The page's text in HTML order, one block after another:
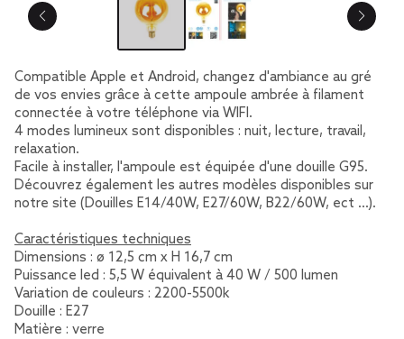
Compatible Apple et Android, changez d'ambiance au gré
de vos envies grâce à cette ampoule ambrée à filament
connectée à votre téléphone via WIFI.
4 modes lumineux sont disponibles : nuit, lecture, travail,
relaxation.
Facile à installer, l'ampoule est équipée d'une douille G95.
Découvrez également les autres modèles disponibles sur
notre site (Douilles E14/40W, E27/60W, B22/60W, ect ...).
Caractéristiques techniques
Dimensions : ø 12,5 cm x H 16,7 cm
Puissance led : 5,5 W équivalent à 40 W / 500 lumen
Variation de couleurs : 2200-5500k
Douille : E27
Matière : verre